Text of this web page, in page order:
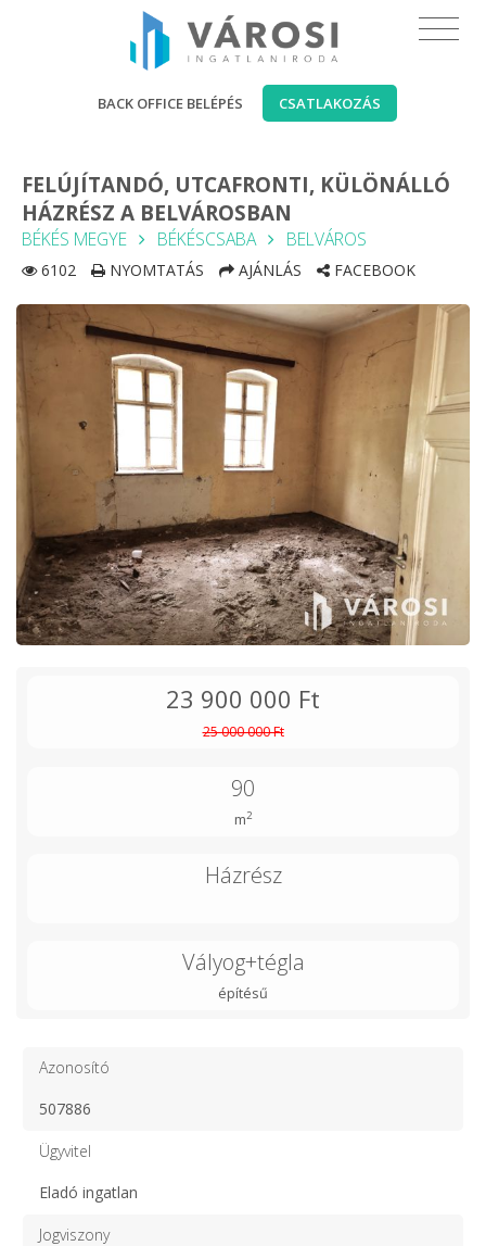
BACK OFFICE BELÉPÉS CSATLAKOZÁS
FELÚJÍTANDÓ, UTCAFRONTI, KÜLÖNÁLLÓ
HÁZRÉSZ A BELVÁROSBAN
BÉKÉS MEGYE BÉKÉSCSABA BELVÁROS
6102 NYOMTATÁS AJÁNLÁS FACEBOOK
23 900 000 Ft
25 000 000 Ft
90
m2
Házrész
Vályog+tégla
építésű
Azonosító
507886
Ügyvitel
Eladó ingatlan
Jogviszony